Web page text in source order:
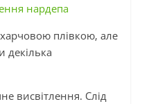
нардепа
плівкою, але
декілька
висвітлення. Слід